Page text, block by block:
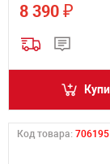
8 390 ₽
Код товара: 706195